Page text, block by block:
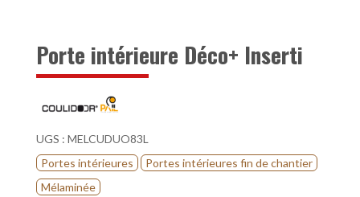
Porte intérieure Déco+ Inserti
UGS : MELCUDUO83L
Portes intérieures
Portes intérieures fin de chantier
Mélaminée